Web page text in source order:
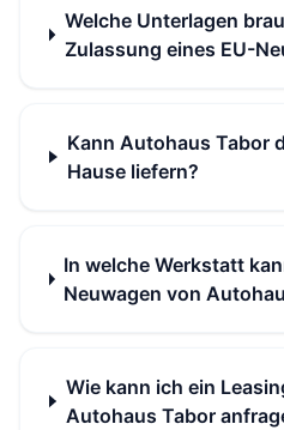
Welche Unterlagen
Zulassung eines EU-
Kann Autohaus Tabor
Hause liefern?
In welche Werkstatt
Neuwagen von
Wie kann ich ein
Autohaus Tabor